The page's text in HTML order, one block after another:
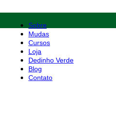
Sobre
Mudas
Cursos
Loja
Dedinho Verde
Blog
Contato